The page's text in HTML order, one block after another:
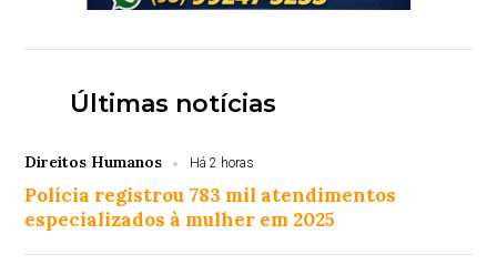
Últimas notícias
Direitos Humanos Há 2 horas
Polícia registrou 783 mil atendimentos
especializados à mulher em 2025